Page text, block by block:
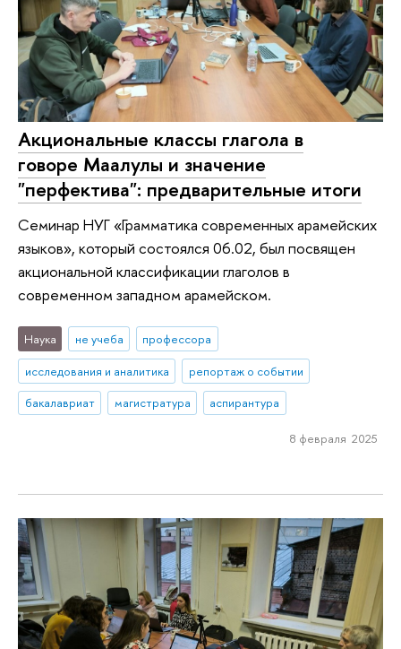
Акциональные классы глагола в
говоре Маалулы и значение
"перфектива": предварительные итоги
Семинар НУГ «Грамматика современных арамейских
языков», который состоялся 06.02, был посвящен
акциональной классификации глаголов в
современном западном арамейском.
Наука не учеба
профессора
исследования и аналитика
репортаж о событии
бакалавриат
магистратура аспирантура
8 февраля 2025